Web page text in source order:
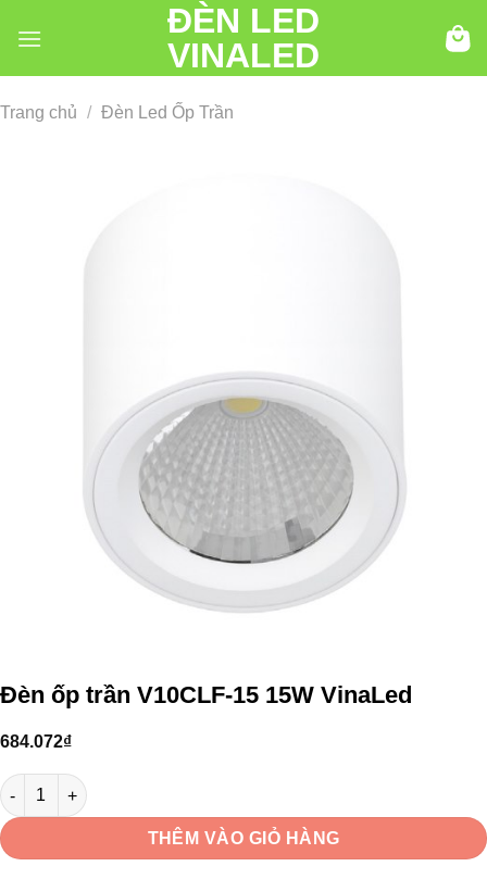
đến
ĐÈN LED
VINALED
Trang chủ / Đèn Led Ốp Trần
Đèn ốp trần V10CLF-15 15W VinaLed
684.072₫
Đèn ốp trần V10CLF-15 15W VinaLed số lượng
THÊM VÀO GIỎ HÀNG